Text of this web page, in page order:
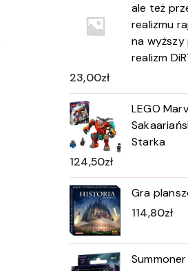
ale też
realizmu
na wyższy
realizm
23,00zł
LEGO
Starka
124,50zł
Gra
114,80zł